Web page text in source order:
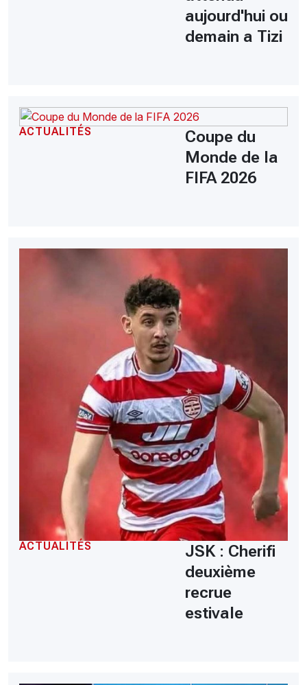
aujourd'hui ou
demain a Tizi
ACTUALITÉS
Coupe du
Monde de la
FIFA 2026
ACTUALITÉS
JSK : Cherifi
deuxième
recrue
estivale